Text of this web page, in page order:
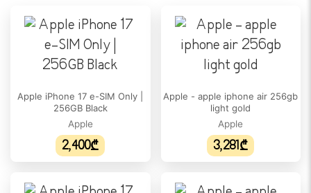
რეზოლუცია:
ეკრანის ზომა:
ტექნიკური მახასიათებლები
Bluetooth:
Apple iPhone 17 e-SIM Only |
256GB Black
Apple
2,400₾
Apple - apple iphone air 256gb
light gold
Apple
3,281₾